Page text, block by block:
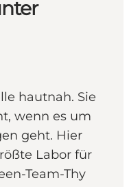
hautnah. Sie
wenn es um
geht. Hier
Labor für
Team-Thy